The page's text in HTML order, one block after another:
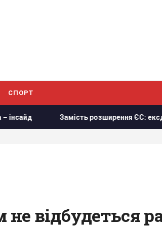
СПОРТ
розширення ЄС: ексдепутат
відбудеться